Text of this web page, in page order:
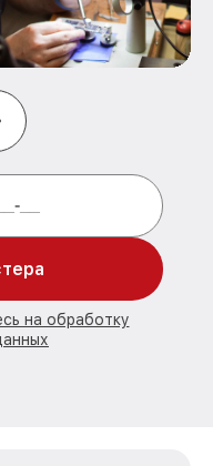
на обработку